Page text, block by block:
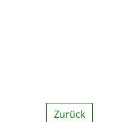
Zurück